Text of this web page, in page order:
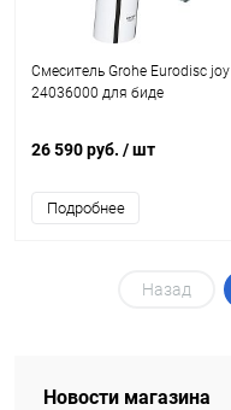
Смеситель Grohe Eurodisc joy
24036000 для биде
26 590 руб. / шт
Подробнее
Назад
Новости магазина